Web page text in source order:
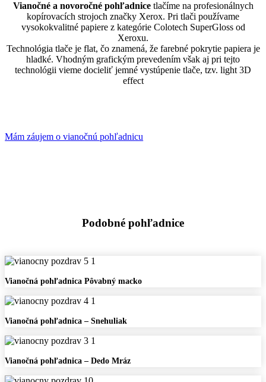
Vianočné a novoročné pohľadnicetlačíme na profesionálnych
kopírovacích strojoch značky Xerox. Pri tlači používame
vysokokvalitné papiere z kategórie Colotech SuperGloss od
Xeroxu.
Technológia tlače je flat, čo znamená, že farebné pokrytie papiera je
hladké. Vhodným grafickým prevedením však aj pri tejto
technológii vieme docieliť jemné vystúpenie tlače, tzv. light 3D
effect
Mám záujem o vianočnú pohľadnicu
Podobné pohľadnice
Vianočná
Pôvabný
Vianočná pohľadnica Pôvabný macko
Vianočná
–
Vianočná pohľadnica – Snehuliak
Vianočná
Vianočná pohľadnica – Dedo Mráz